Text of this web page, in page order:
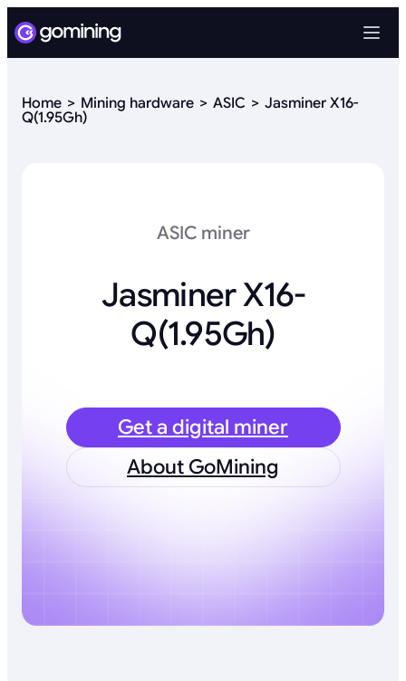
Home Mining hardware ASIC
Jasminer X16-
Q(1.95Gh)
ASIC miner
Jasminer X16-
Q(1.95Gh)
Get a digital miner
About GoMining